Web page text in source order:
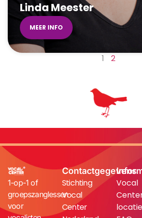
Linda Meester
MEER INFO
1 2
1-op-1 of
groepszanglessen
voor
Contactgegevens
Stichting
Vocal
Center
Vocal